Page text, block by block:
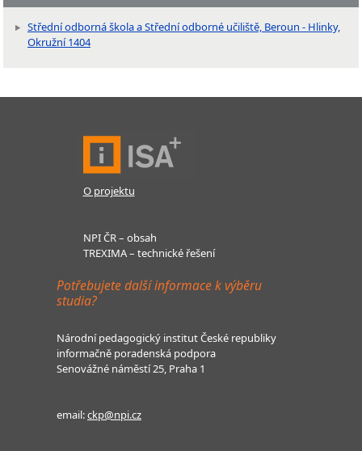
Střední odborná škola a Střední odborné učiliště, Beroun - Hlinky,
Okružní 1404
O projektu
NPI ČR – obsah
TREXIMA – technické řešení
Potřebujete další informace k výběru
studia?
Národní pedagogický institut České republiky
informačně poradenská podpora
Senovážné náměstí 25, Praha 1
email:ckp@npi.cz